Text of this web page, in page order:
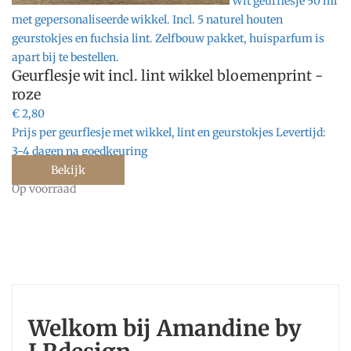
met gepersonaliseerde wikkel. Incl. 5 naturel houten
geurstokjes en fuchsia lint. Zelfbouw pakket, huisparfum is
apart bij te bestellen.
Geurflesje wit incl. lint wikkel bloemenprint -
roze
€ 2,80
Prijs per geurflesje met wikkel, lint en geurstokjesLevertijd:
3-4 dagen na goedkeuring
Bekijk
Op voorraad
Welkom bij Amandine by